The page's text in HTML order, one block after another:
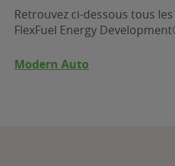
Retrouvez ci-dessous tous
FlexFuel Energy
Modern Auto